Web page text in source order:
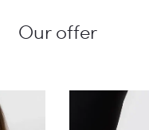
Our offer